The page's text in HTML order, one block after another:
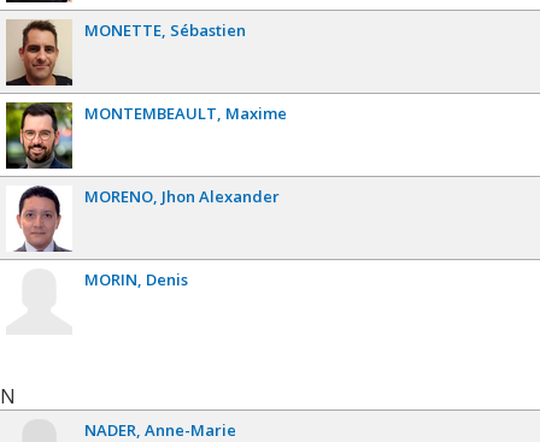
MONETTE Sébastien
MONTEMBEAULT Maxime
MORENO Jhon Alexander
MORIN Denis
N
NADER Anne-Marie